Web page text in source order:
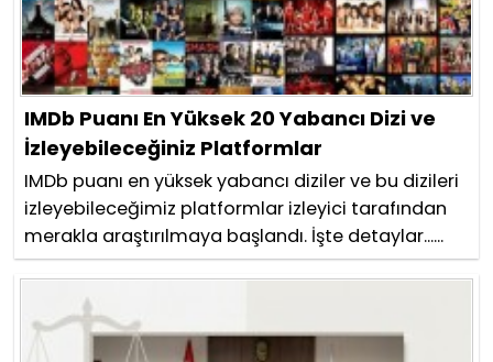
IMDb Puanı En Yüksek 20 Yabancı Dizi ve
İzleyebileceğiniz Platformlar
IMDb puanı en yüksek yabancı diziler ve bu dizileri
izleyebileceğimiz platformlar izleyici tarafından
merakla araştırılmaya başlandı. İşte detaylar......